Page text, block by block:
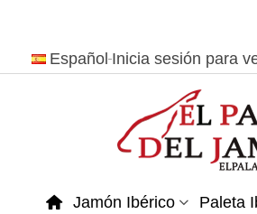
Español Inicia sesión para
Jamón Ibérico Paleta